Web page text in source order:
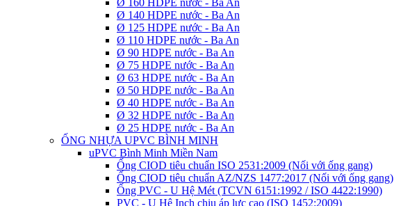
Ø 160 HDPE nước - Ba An
Ø 140 HDPE nước - Ba An
Ø 125 HDPE nước - Ba An
Ø 110 HDPE nước - Ba An
Ø 90 HDPE nước - Ba An
Ø 75 HDPE nước - Ba An
Ø 63 HDPE nước - Ba An
Ø 50 HDPE nước - Ba An
Ø 40 HDPE nước - Ba An
Ø 32 HDPE nước - Ba An
Ø 25 HDPE nước - Ba An
ỐNG NHỰA UPVC BÌNH MINH
uPVC Bình Minh Miền Nam
Ống CIOD tiêu chuẩn ISO 2531:2009 (Nối với ống gang)
Ống CIOD tiêu chuẩn AZ/NZS 1477:2017 (Nối với ống gang)
Ống PVC - U Hệ Mét (TCVN 6151:1992 / ISO 4422:1990)
PVC - U Hệ Inch chịu áp lực cao (ISO 1452:2009)